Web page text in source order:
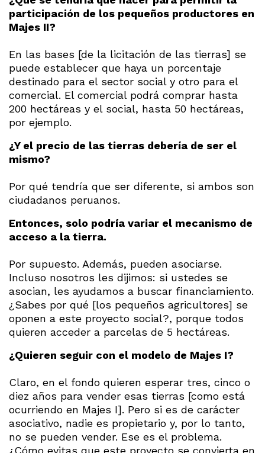
participación de los pequeños productores en
Majes II?
En las bases [de la licitación de las tierras] se
puede establecer que haya un porcentaje
destinado para el sector social y otro para el
comercial. El comercial podrá comprar hasta
200 hectáreas y el social, hasta 50 hectáreas,
por ejemplo.
¿Y el precio de las tierras debería de ser el
mismo?
Por qué tendría que ser diferente, si ambos son
ciudadanos peruanos.
Entonces, solo podría variar el mecanismo de
acceso a la tierra.
Por supuesto. Además, pueden asociarse.
Incluso nosotros les dijimos: si ustedes se
asocian, les ayudamos a buscar financiamiento.
¿Sabes por qué [los pequeños agricultores] se
oponen a este proyecto social?, porque todos
quieren acceder a parcelas de 5 hectáreas.
¿Quieren seguir con el modelo de Majes I?
Claro, en el fondo quieren esperar tres, cinco o
diez años para vender esas tierras [como está
ocurriendo en Majes I]. Pero si es de carácter
asociativo, nadie es propietario y, por lo tanto,
no se pueden vender. Ese es el problema.
¿Cómo evitas que este proyecto se convierta en